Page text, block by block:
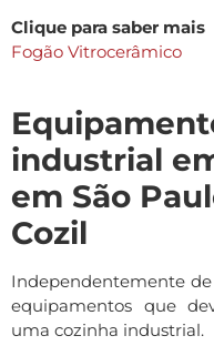
Clique para saber mais
Fogão Vitrocerâmico
industrial
em São
Cozil
Independentemente de
equipamentos que
uma cozinha industrial.